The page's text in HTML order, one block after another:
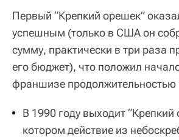
Первый “Крепкий орешек”
успешным (только в США он
сумму, практически в три
его бюджет), что положил
франшизе продолжительностью
В 1990 году выходит “Крепкий
котором действие из